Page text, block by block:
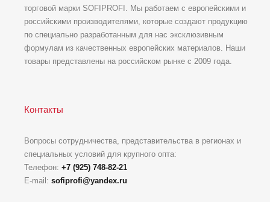
торговой марки SOFIPROFI. Мы работаем с европейскими и
российскими производителями, которые создают продукцию
по специально разработанным для нас эксклюзивным
формулам из качественных европейских материалов. Наши
товары представлены на российском рынке с 2009 года.
Контакты
Вопросы сотрудничества, представительства в регионах и
специальных условий для крупного опта:
Телефон: +7 (925) 748-82-21
E-mail: sofiprofi@yandex.ru